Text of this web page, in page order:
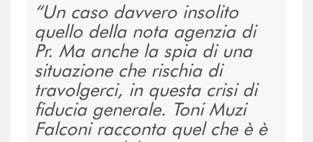
Un caso davvero insolito
quello della nota agenzia di
Pr. Ma anche la spia di una
situazione che rischia di
travolgerci, in questa crisi di
fiducia generale. Toni Muzi
Falconi racconta quel che è è